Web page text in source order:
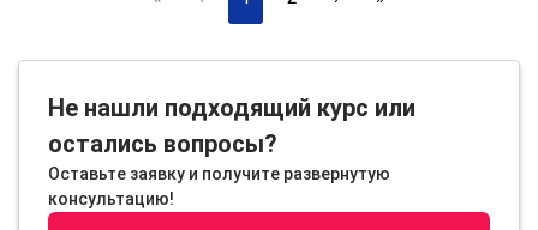
Не нашли подходящий курс или
остались вопросы?
Оставьте заявку и получите развернутую
консультацию!